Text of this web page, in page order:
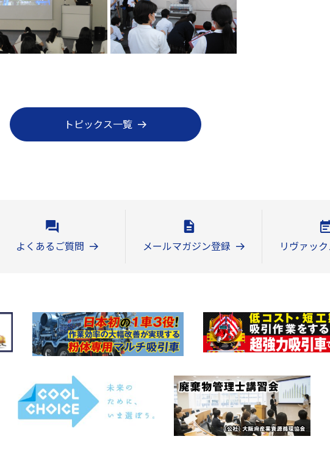
トピックス一覧
よくあるご質問 メールマガジン登録 リヴァッ